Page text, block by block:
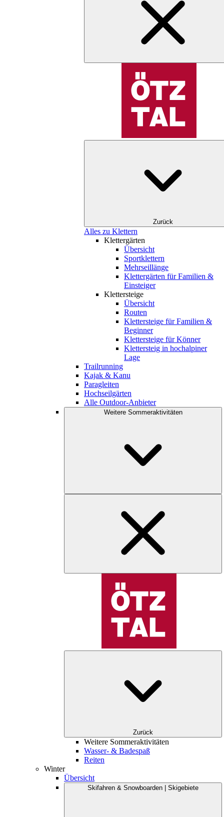
Zurück
Alles zu Klettern
Klettergärten
Übersicht
Sportklettern
Mehrseillänge
Klettergärten für Familien &
Einsteiger
Klettersteige
Übersicht
Routen
Klettersteige für Familien &
Beginner
Klettersteige für Könner
Klettersteig in hochalpiner
Lage
Trailrunning
Kajak & Kanu
Paragleiten
Hochseilgärten
Alle Outdoor-Anbieter
Weitere Sommeraktivitäten
Zurück
Weitere Sommeraktivitäten
Wasser- & Badespaß
Reiten
Winter
Übersicht
Skifahren & Snowboarden | Skigebiete